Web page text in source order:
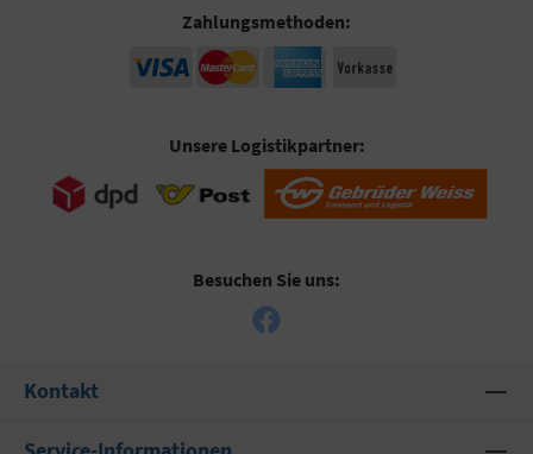
Zahlungsmethoden:
Unsere Logistikpartner:
Besuchen Sie uns:
Kontakt